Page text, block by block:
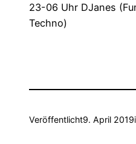
23-06 Uhr DJanes
Techno)
Veröffentlicht9. April 2019